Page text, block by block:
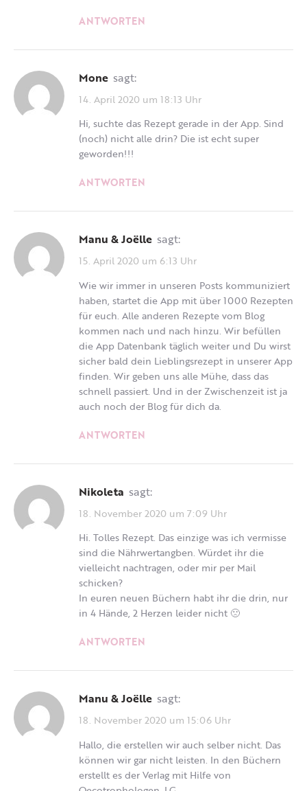
ANTWORTEN
Mone sagt:
14. April 2020 um 18:13 Uhr
Hi, suchte das Rezept gerade in der App. Sind
(noch) nicht alle drin? Die ist echt super
geworden!!!
ANTWORTEN
Manu & Joëlle sagt:
15. April 2020 um 6:13 Uhr
Wie wir immer in unseren Posts kommuniziert
haben, startet die App mit über 1000 Rezepten
für euch. Alle anderen Rezepte vom Blog
kommen nach und nach hinzu. Wir befüllen
die App Datenbank täglich weiter und Du wirst
sicher bald dein Lieblingsrezept in unserer App
finden. Wir geben uns alle Mühe, dass das
schnell passiert. Und in der Zwischenzeit ist ja
auch noch der Blog für dich da.
ANTWORTEN
Nikoleta sagt:
18. November 2020 um 7:09 Uhr
Hi. Tolles Rezept. Das einzige was ich vermisse
sind die Nährwertangben. Würdet ihr die
vielleicht nachtragen, oder mir per Mail
schicken?
In euren neuen Büchern habt ihr die drin, nur
in 4 Hände, 2 Herzen leider nicht 🙁
ANTWORTEN
Manu & Joëlle sagt:
18. November 2020 um 15:06 Uhr
Hallo, die erstellen wir auch selber nicht. Das
können wir gar nicht leisten. In den Büchern
erstellt es der Verlag mit Hilfe von